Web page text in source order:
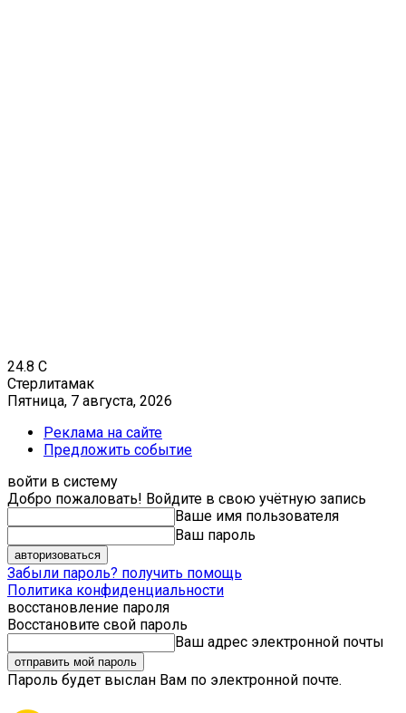
24.8 C
Стерлитамак
Пятница, 7 августа, 2026
Реклама на сайте
Предложить событие
войти в систему
Добро пожаловать! Войдите в свою учётную запись
Ваше имя пользователя
Ваш пароль
Забыли пароль? получить помощь
Политика конфиденциальности
восстановление пароля
Восстановите свой пароль
Ваш адрес электронной почты
Пароль будет выслан Вам по электронной почте.